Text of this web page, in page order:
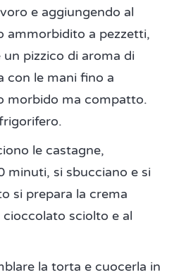
e aggiungendo al
ammorbidito a pezzetti,
pizzico di aroma di
con le mani fino a
morbido ma compatto.
le castagne,
minuti, si sbucciano e si
si prepara la crema
sciolto e al
la torta e cuocerla in